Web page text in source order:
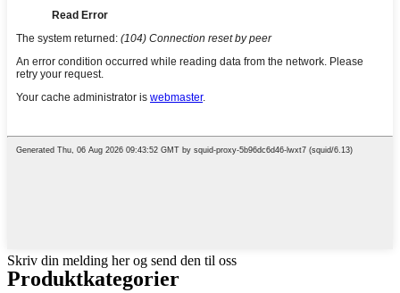
Skriv din melding her og send den til oss
Produktkategorier